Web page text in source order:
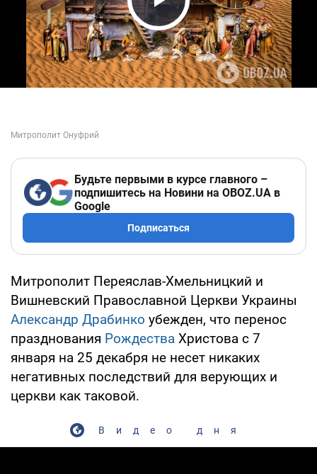
Play Video
Будьте первыми в курсе главного –
подпишитесь на Новини на OBOZ.UA в
Google
Подписаться
Митрополит Переяслав-Хмельницкий и
Вишневский Православной Церкви Украины
Александр Драбинко убежден, что перенос
празднования Рождества Христова с 7
января на 25 декабря не несет никаких
негативных последствий для верующих и
церкви как таковой.
Видео дня